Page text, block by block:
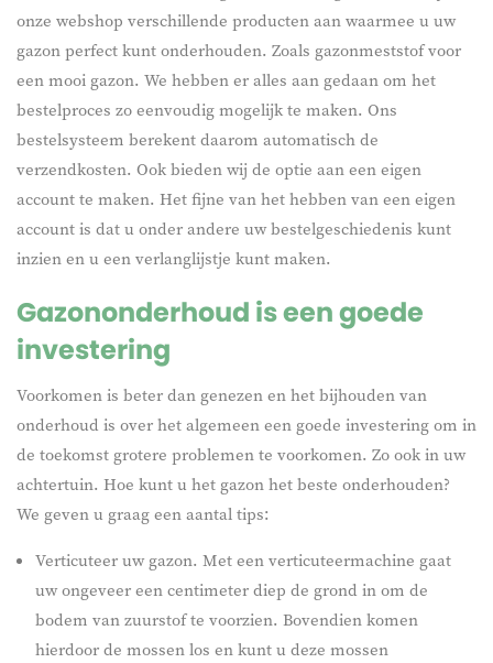
onze webshop verschillende producten aan waarmee u uw
gazon perfect kunt onderhouden. Zoals gazonmeststof voor
een mooi gazon. We hebben er alles aan gedaan om het
bestelproces zo eenvoudig mogelijk te maken. Ons
bestelsysteem berekent daarom automatisch de
verzendkosten. Ook bieden wij de optie aan een eigen
account te maken. Het fijne van het hebben van een eigen
account is dat u onder andere uw bestelgeschiedenis kunt
inzien en u een verlanglijstje kunt maken.
Gazononderhoud is een goede
investering
Voorkomen is beter dan genezen en het bijhouden van
onderhoud is over het algemeen een goede investering om in
de toekomst grotere problemen te voorkomen. Zo ook in uw
achtertuin. Hoe kunt u het gazon het beste onderhouden?
We geven u graag een aantal tips:
Verticuteer uw gazon. Met een verticuteermachine gaat
uw ongeveer een centimeter diep de grond in om de
bodem van zuurstof te voorzien. Bovendien komen
hierdoor de mossen los en kunt u deze mossen